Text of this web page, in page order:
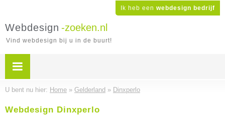
Ik heb een webdesign bedrijf
Webdesign -zoeken.nl
Vind webdesign bij u in de buurt!
U bent nu hier: Home » Gelderland » Dinxperlo
Webdesign Dinxperlo